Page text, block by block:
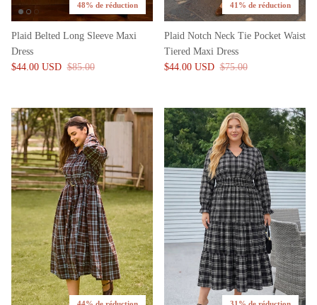
48% de réduction
Plaid Belted Long Sleeve Maxi
Dress
$44.00 USD $85.00
41% de réduction
Plaid Notch Neck Tie Pocket Waist
Tiered Maxi Dress
$44.00 USD $75.00